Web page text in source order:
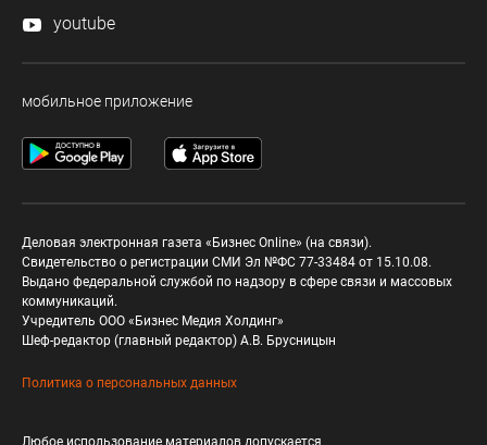
youtube
мобильное приложение
Деловая электронная газета «Бизнес Online» (на связи).
Свидетельство о регистрации СМИ Эл №ФС 77-33484 от 15.10.08.
Выдано федеральной службой по надзору в сфере связи и массовых
коммуникаций.
Учредитель ООО «Бизнес Медия Холдинг»
Шеф-редактор (главный редактор) А.В. Брусницын
Политика о персональных данных
Любое использование материалов допускается